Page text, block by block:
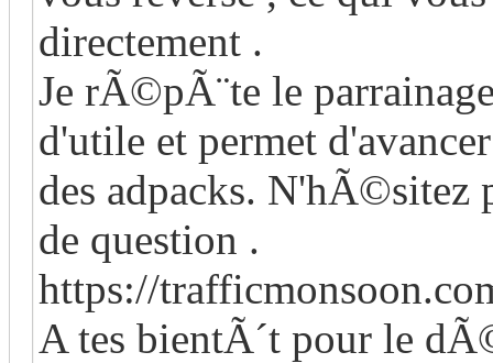
directement .
Je rÃ©pÃ¨te le
d'utile et permet
des adpacks. N'hÃ©sitez
de question .
https://
A tes bientÃ´t pour le